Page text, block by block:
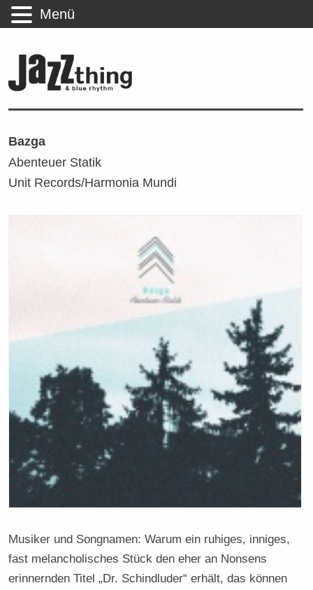
Bazga
Abenteuer Statik
Unit Records/Harmonia Mundi
Musiker und Songnamen: Warum ein ruhiges, inniges,
fast melancholisches Stück den eher an Nonsens
erinnernden Titel „Dr. Schindluder“ erhält, das können
Menü